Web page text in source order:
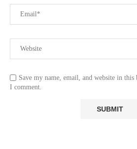
Save my name, email, and website in
I comment.